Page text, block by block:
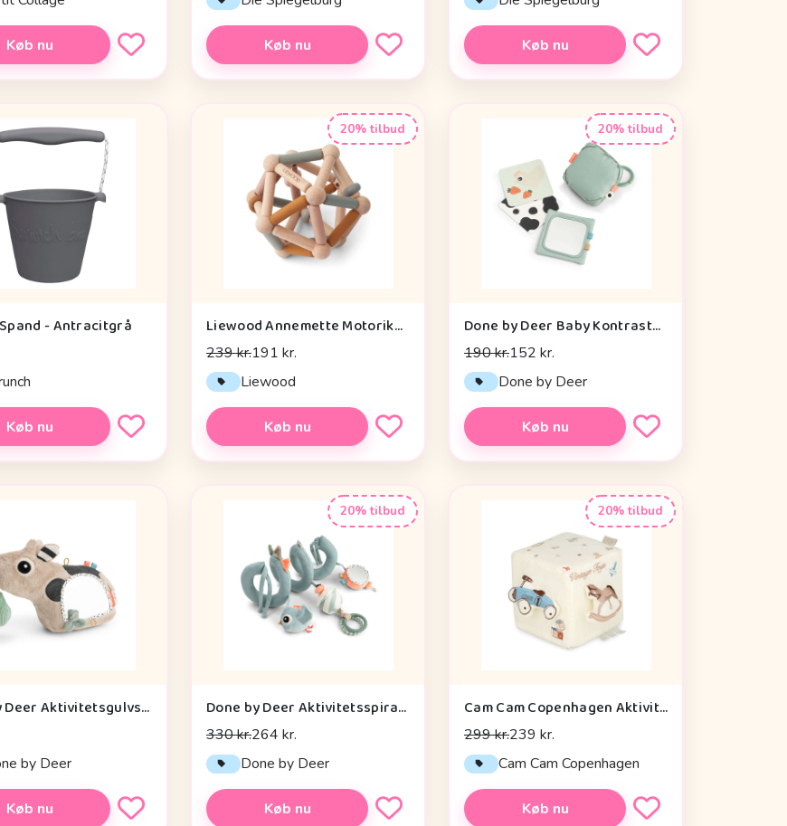
Køb nu Køb nu Køb nu
- Antracitgrå
Køb nu
20% tilbud
Liewood Annemette Motorikbold - Mustard Multi Mix
239 kr.191 kr.
Liewood
Køb nu
20% tilbud
Done by Deer Baby Kontrastkortholder - Tiny Farm - Grøn
190 kr.152 kr.
Done by Deer
Køb nu
Done by Deer Aktivitetsgulvspejl - Dotti - Sand
by Deer
Køb nu
20% tilbud
Done by Deer Aktivitetsspiral - Celebration - Blå
330 kr.264 kr.
Done by Deer
Køb nu
20% tilbud
Cam Cam Copenhagen Aktivitetsterning - OCS - Vintage Toys
299 kr.239 kr.
Cam Cam Copenhagen
Køb nu